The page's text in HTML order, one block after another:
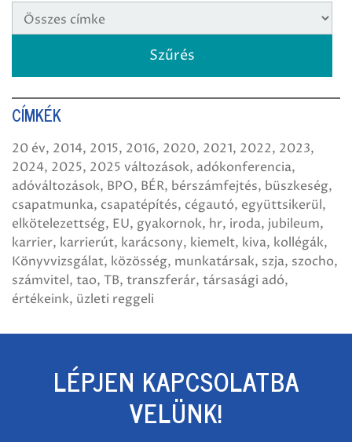
CÍMKÉK
20 év 2014 2015 2016 2020 2021 2022 2023
2024 2025 2025 változások adókonferencia
adóváltozások BPO BÉR bérszámfejtés büszkeség
csapatmunka csapatépítés cégautó együttsikerül
elkötelezettség EU gyakornok hr iroda jubileum
karrier karrierút karácsony kiemelt kiva kollégák
Könyvvizsgálat közösség munkatársak szja szocho
számvitel tao TB transzferár társasági adó
értékeink üzleti reggeli
LÉPJEN KAPCSOLATBA
VELÜNK!